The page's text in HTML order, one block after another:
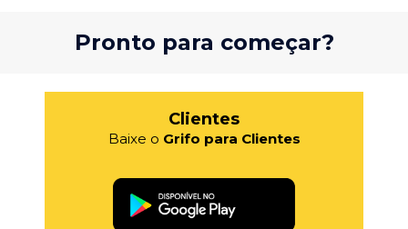
Pronto para começar?
Clientes
Baixe o Grifo para Clientes